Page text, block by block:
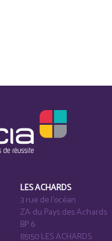
LES ACHARDS
3 rue de l’océan
ZA du Pays des Achards
BP 6
85150 LES ACHARDS